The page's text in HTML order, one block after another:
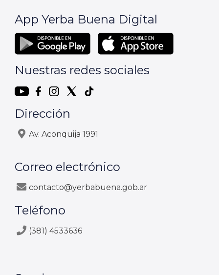
App Yerba Buena Digital
Nuestras redes sociales
Dirección
Av. Aconquija 1991
Correo electrónico
contacto@yerbabuena.gob.ar
Teléfono
(381) 4533636